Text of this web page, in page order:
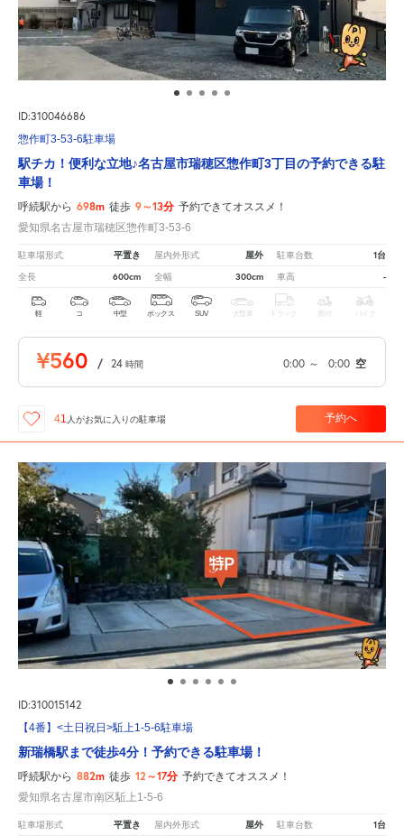
ID:310046686
惣作町3-53-6駐車場
駅チカ！便利な立地♪名古屋市瑞穂区惣作町3丁目の予約できる駐
車場！
呼続駅から 698m 徒歩 9～13分 予約できてオススメ！
愛知県名古屋市瑞穂区惣作町3-53-6
駐車場形式 平置き 屋内外形式 屋外 駐車台数 1台
全長 600cm 全幅 300cm 車高 -
軽 コ 中型 ボックス SUV 大型車 トラック 原付 バイク
¥560 / 24 時間 0:00 ～ 0:00 空
41 人がお気に入りの駐車場 予約へ
ID:310015142
【4番】<土日祝日>駈上1-5-6駐車場
新瑞橋駅まで徒歩4分！予約できる駐車場！
呼続駅から 882m 徒歩 12～17分 予約できてオススメ！
愛知県名古屋市南区駈上1-5-6
駐車場形式 平置き 屋内外形式 屋外 駐車台数 1台